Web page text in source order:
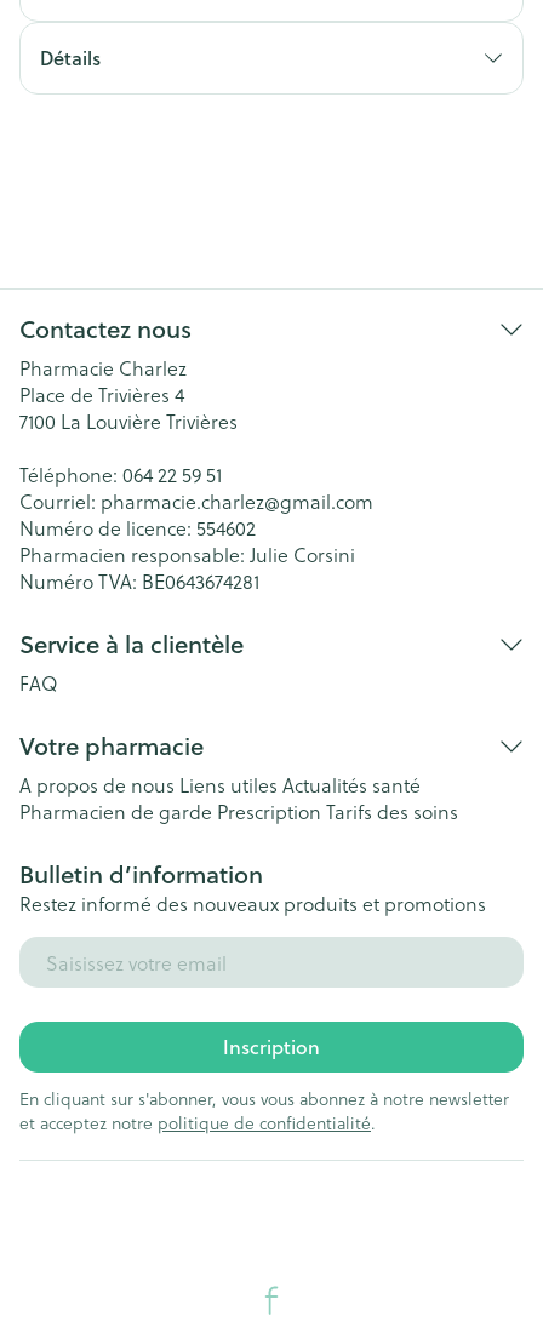
Détails
Contactez nous
Pharmacie Charlez
Place de Trivières 4
7100 La Louvière Trivières
Téléphone: 064 22 59 51
Courriel: pharmacie.charlez@gmail.com
Numéro de licence: 554602
Pharmacien responsable: Julie Corsini
Numéro TVA: BE0643674281
Service à la clientèle
FAQ
Votre pharmacie
A propos de nous Liens utiles Actualités santé
Pharmacien de garde Prescription Tarifs des soins
Bulletin d’information
Restez informé des nouveaux produits et promotions
Adresse mail
Inscription
En cliquant sur s'abonner, vous vous abonnez à notre newsletter
et acceptez notre politique de confidentialité.